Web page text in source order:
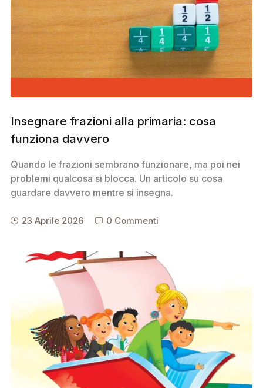
Insegnare frazioni alla primaria: cosa
funziona davvero
Quando le frazioni sembrano funzionare, ma poi nei
problemi qualcosa si blocca. Un articolo su cosa
guardare davvero mentre si insegna.
23 Aprile 2026 0 Commenti